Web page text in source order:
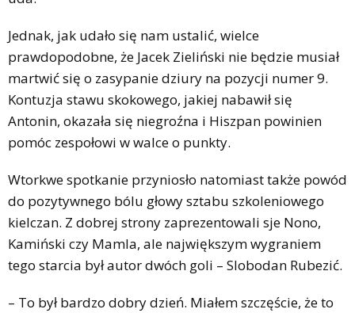
Jednak, jak udało się nam ustalić, wielce
prawdopodobne, że Jacek Zieliński nie będzie musiał
martwić się o zasypanie dziury na pozycji numer 9.
Kontuzja stawu skokowego, jakiej nabawił się
Antonin, okazała się niegroźna i Hiszpan powinien
pomóc zespołowi w walce o punkty.
Wtorkwe spotkanie przyniosło natomiast także powód
do pozytywnego bólu głowy sztabu szkoleniowego
kielczan. Z dobrej strony zaprezentowali sje Nono,
Kamiński czy Mamla, ale największym wygraniem
tego starcia był autor dwóch goli – Slobodan Rubezić.
– To był bardzo dobry dzień. Miałem szczęście, że to